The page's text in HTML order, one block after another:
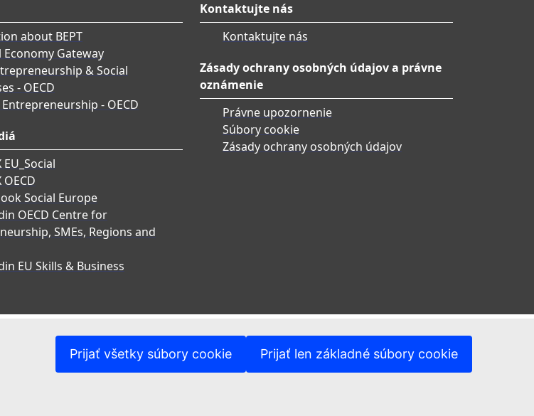
Prijať všetky súbory cookie Prijať len základné súbory cookie
about BEPT
Economy Gateway
& Social
- OECD
- OECD
Social Europe
OECD Centre for
SMEs, Regions and
EU Skills & Business
Kontaktujte nás
Kontaktujte nás
Zásady ochrany osobných údajov a právne
oznámenie
Právne upozornenie
Súbory cookie
Zásady ochrany osobných údajov